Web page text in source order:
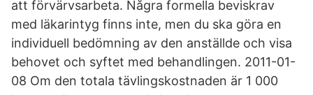
att förvärvsarbeta. Några formella beviskrav
med läkarintyg finns inte, men du ska göra en
individuell bedömning av den anställde och visa
behovet och syftet med behandlingen. 2011-01-
08 Om den totala tävlingskostnaden är 1 000